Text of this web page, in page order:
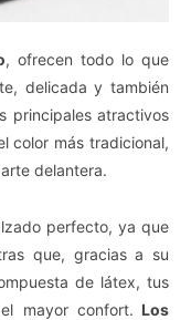
, ofrecen todo lo que
delicada y también
principales atractivos
color más tradicional,
delantera.
perfecto, ya que
que, gracias a su
de látex, tus
mayor confort. Los